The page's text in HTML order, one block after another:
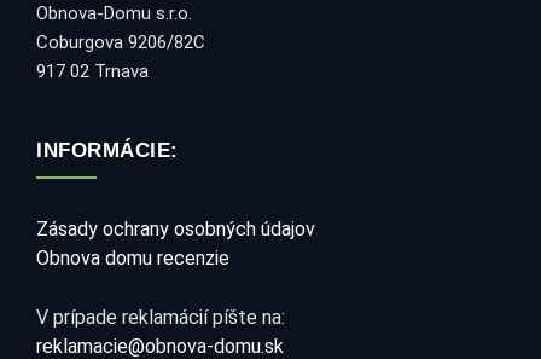
Obnova-Domu s.r.o.
Coburgova 9206/82C
917 02 Trnava
INFORMÁCIE:
Zásady ochrany osobných údajov
Obnova domu recenzie
V prípade reklamácií píšte na:
reklamacie@obnova-domu.sk